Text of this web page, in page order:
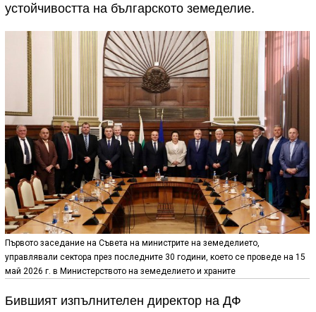
устойчивостта на българското земеделие.
Първото заседание на Съвета на министрите на земеделието,
управлявали сектора през последните 30 години, което се проведе на 15
май 2026 г. в Министерството на земеделието и храните
Бившият изпълнителен директор на ДФ